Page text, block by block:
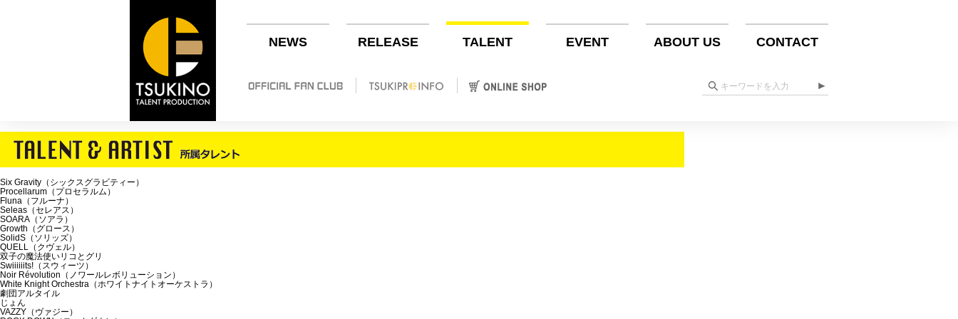
NEWS RELEASE TALENT EVENT ABOUT US CONTACT
Six Gravity（シックスグラビティー）
Procellarum（プロセラルム）
Fluna（フルーナ）
Seleas（セレアス）
SOARA（ソアラ）
Growth（グロース）
SolidS（ソリッズ）
QUELL（クヴェル）
双子の魔法使いリコとグリ
Swiiiiiits!（スウィーツ）
Noir Révolution（ノワールレボリューション）
White Knight Orchestra（ホワイトナイトオーケストラ）
劇団アルタイル
じょん
VAZZY（ヴァジー）